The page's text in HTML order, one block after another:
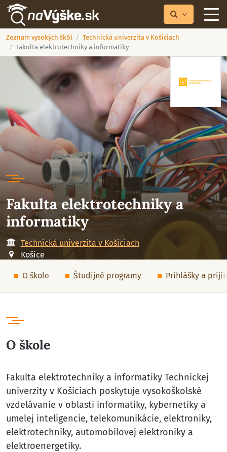
Zoznam vysokých škôl
Technická univerzita v Košiciach
Fakulta elektrotechniky a informatiky
Fakulta elektrotechniky a
informatiky
Technická univerzita v Košiciach
Košice
O škole Študijné programy Prihlášky a
O škole
Fakulta elektrotechniky a informatiky Technickej
univerzity v Košiciach poskytuje vysokoškolské
vzdelávanie v oblasti informatiky, kybernetiky a
umelej inteligencie, telekomunikácie, elektroniky,
elektrotechniky, automobilovej elektroniky a
elektroenergetiky.